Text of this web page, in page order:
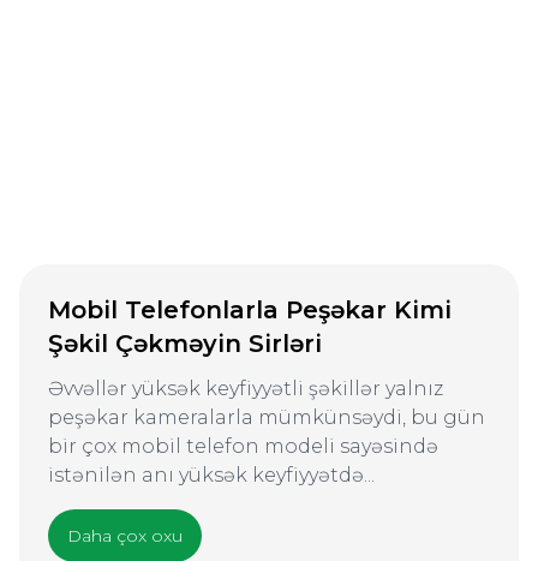
Mobil Telefonlarla Peşəkar Kimi
Şəkil Çəkməyin Sirləri
Əvvəllər yüksək keyfiyyətli şəkillər yalnız
peşəkar kameralarla mümkünsəydi, bu gün
bir çox mobil telefon modeli sayəsində
istənilən anı yüksək keyfiyyətdə...
Daha çox oxu